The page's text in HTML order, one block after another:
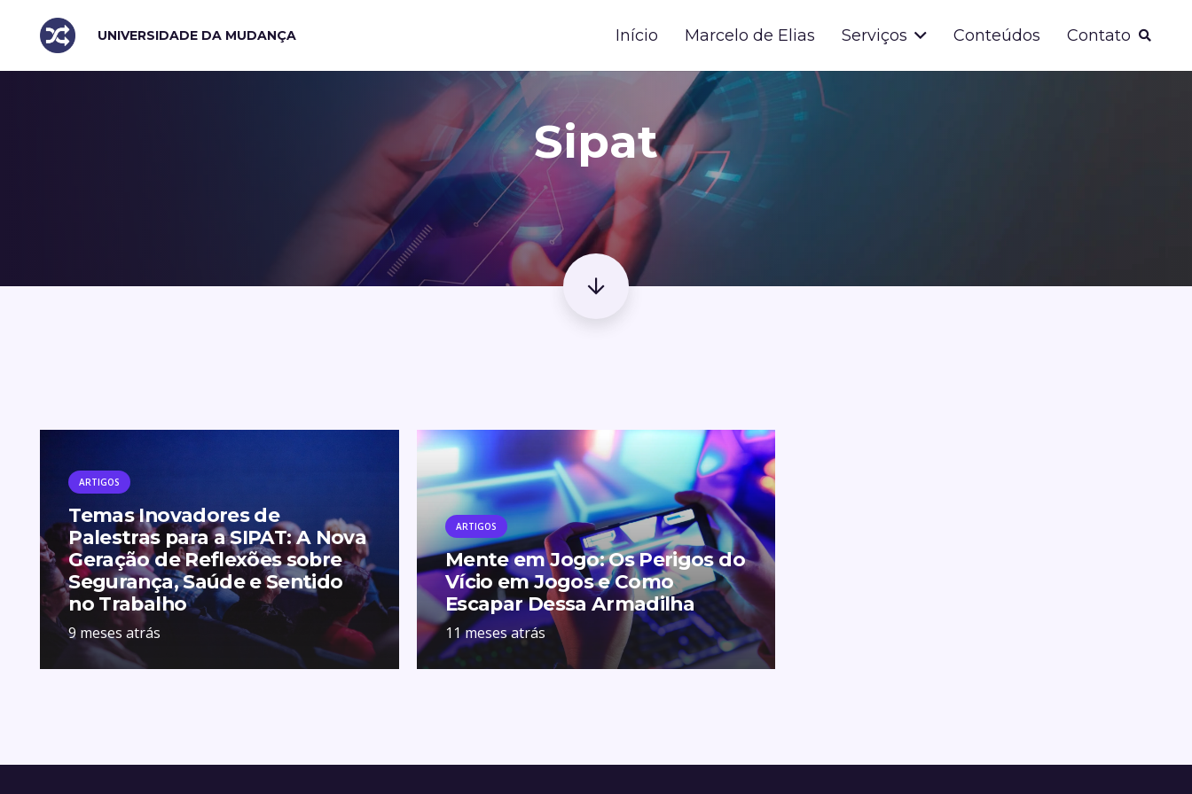
UNIVERSIDADE DA MUDANÇA Início Marcelo de Elias Serviços Conteúdos Contato
Sipat
ARTIGOS
Temas Inovadores de
Palestras para a SIPAT: A Nova
Geração de Reflexões sobre
Segurança, Saúde e Sentido
no Trabalho
9 meses atrás
ARTIGOS
Mente em Jogo: Os Perigos do
Vício em Jogos e Como
Escapar Dessa Armadilha
11 meses atrás